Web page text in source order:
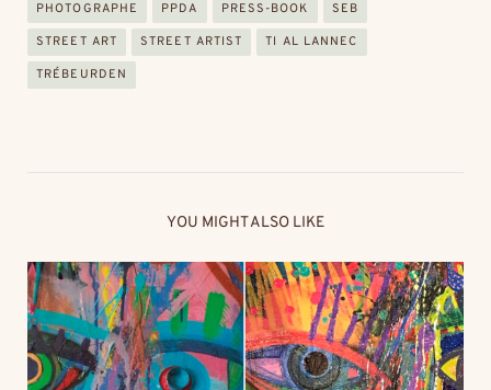
PHOTOGRAPHE PPDA PRESS-BOOK SEB
STREET ART STREET ARTIST TI AL LANNEC
TRÉBEURDEN
YOU MIGHT ALSO LIKE